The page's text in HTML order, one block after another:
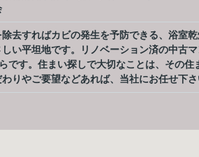
去すればカビの発生を予防できる、浴室
い平坦地です。リノベーション済の中古
です。住まい探しで大切なことは、その
りやご要望などあれば、当社にお任せ下さ